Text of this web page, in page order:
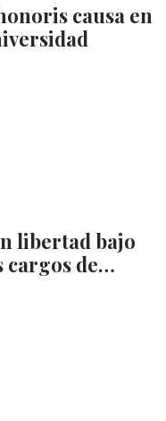
causa en
libertad bajo
cargos de…